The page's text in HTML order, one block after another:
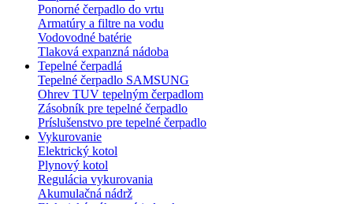
Ponorné čerpadlo do vrtu
Armatúry a filtre na vodu
Vodovodné batérie
Tlaková expanzná nádoba
Tepelné čerpadlá
Tepelné čerpadlo SAMSUNG
Ohrev TUV tepelným čerpadlom
Zásobník pre tepelné čerpadlo
Príslušenstvo pre tepelné čerpadlo
Vykurovanie
Elektrický kotol
Plynový kotol
Regulácia vykurovania
Akumulačná nádrž